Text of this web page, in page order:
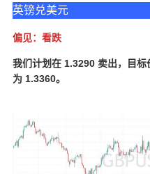
英镑兑美元
偏见：看跌
我们计划在 1.3290 卖出，目
为 1.3360。